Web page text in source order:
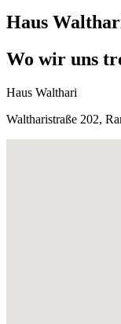
Haus
Wo wir uns
Haus Walthari
Waltharistraße 202,